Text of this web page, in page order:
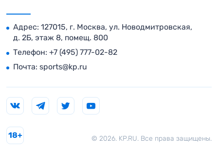
Адрес: 127015, г. Москва, ул. Новодмитровская,
д. 2Б, этаж 8, помещ. 800
Телефон: +7 (495) 777-02-82
Почта: sports@kp.ru
© 2026. KP.RU. Все права защищены.
18+